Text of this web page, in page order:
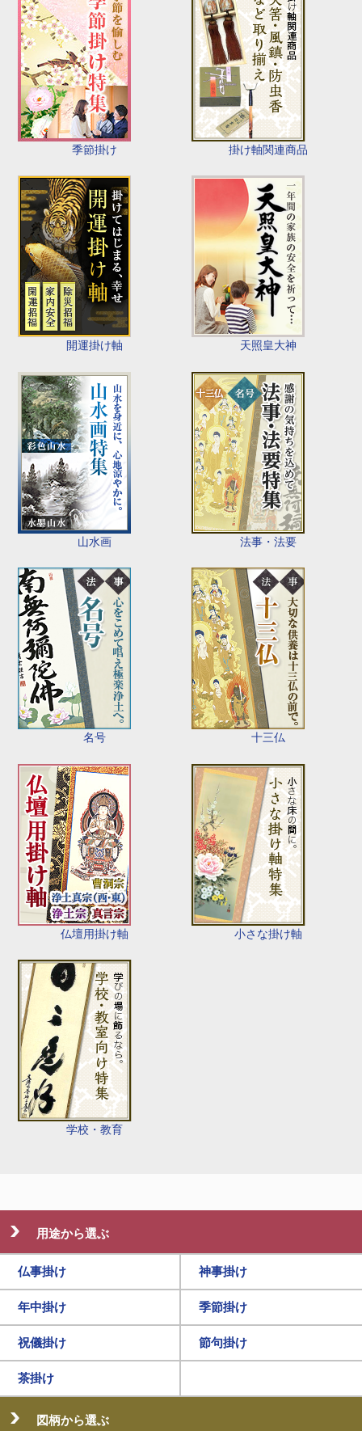
季節掛け 掛け軸関連商品
開運掛け軸 天照皇大神
山水画 法事・法要
名号 十三仏
仏壇用掛け軸 小さな掛け軸
学校・教育
用途から選ぶ
仏事掛け 神事掛け
年中掛け 季節掛け
祝儀掛け 節句掛け
茶掛け
図柄から選ぶ